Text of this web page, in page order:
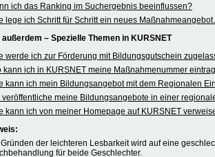
ich das Ranking im Suchergebnis beeinflussen?
lege ich Schritt für Schritt ein neues Maßnahmeangebot
außerdem – Spezielle Themen in KURSNET
werde ich zur Förderung mit Bildungsgutschein
kann ich in KURSNET meine Maßnahmenummer
kann ich mein Bildungsangebot mit dem Regionalen
veröffentliche meine Bildungsangebote in einer
kann ich von meiner Homepage auf KURSNET
der leichteren Lesbarkeit wird auf eine
für beide Geschlechter.